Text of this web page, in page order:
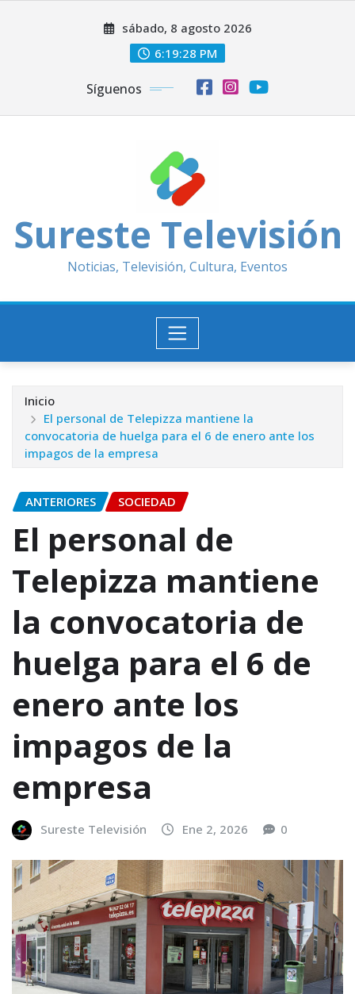
sábado, 8 agosto 2026
6:19:30 PM
Síguenos
Sureste Televisión
Noticias, Televisión, Cultura, Eventos
Inicio
El personal de Telepizza mantiene la
convocatoria de huelga para el 6 de enero ante los
impagos de la empresa
ANTERIORES SOCIEDAD
El personal de
Telepizza mantiene
la convocatoria de
huelga para el 6 de
enero ante los
impagos de la
empresa
Sureste Televisión Ene 2, 2026 0